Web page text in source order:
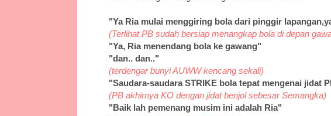
"Ya Ria mulai menggiring bola dari pinggir
(Terlihat PB sudah bersiap menangkap bola di depan
"Ya, Ria menendang bola ke gawang"
"dan.. dan.."
(terdengar bunyi AUWW kencang sekali)
"Saudara-saudara STRIKE bola tepat mengenai jidat
(PB akhirnya KO dengan jidat benjol sebesar Semangka)
"Baik lah pemenang musim ini adalah Ria"